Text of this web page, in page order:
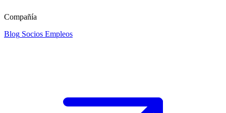
Compañía
Blog Socios Empleos